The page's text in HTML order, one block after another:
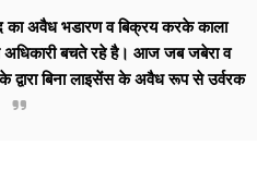
का अवैध भडारण व बिक्रय करके काला
से अधिकारी बचते रहे है। आज जब जबेरा व
बिना लाइसेंस के अवैध रूप से उर्वरक